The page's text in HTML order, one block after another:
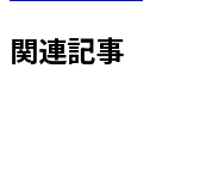
関連記事